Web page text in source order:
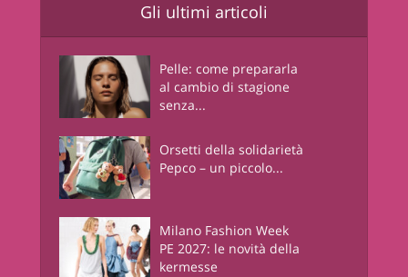
Gli ultimi articoli
Pelle: come prepararla
al cambio di stagione
senza...
Orsetti della solidarietà
Pepco – un piccolo...
Milano Fashion Week
PE 2027: le novità della
kermesse